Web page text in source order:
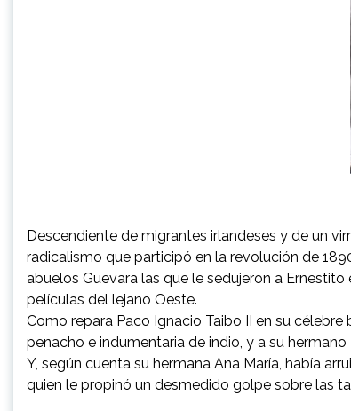
Descendiente de migrantes irlandeses y de un
radicalismo que participó en la revolución de
abuelos Guevara las que le sedujeron a
películas del lejano Oeste.
Como repara Paco Ignacio Taibo II en su
penacho e indumentaria de indio, y a su
Y, según cuenta su hermana Ana María, había
quien le propinó un desmedido golpe sobre las